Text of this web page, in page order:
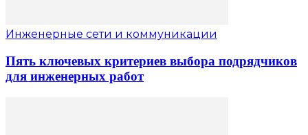
Инженерные сети и коммуникации
Пять ключевых критериев выбора подрядчиков
для инженерных работ